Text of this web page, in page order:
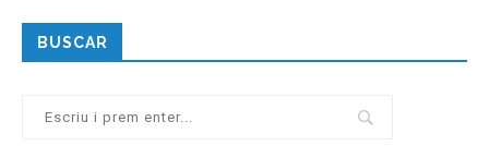
BUSCAR